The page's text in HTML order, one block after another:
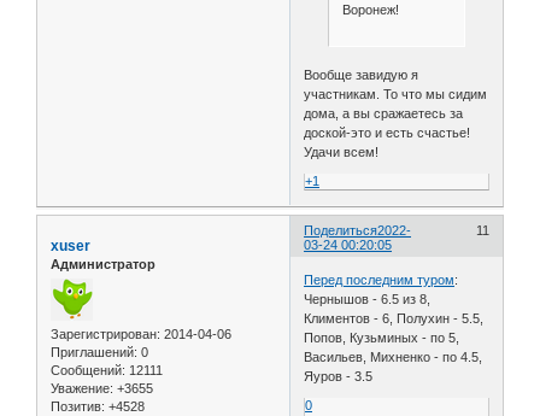
Воронеж!
Вообще завидую я
участникам. То что мы сидим
дома, а вы сражаетесь за
доской-это и есть счастье!
Удачи всем!
+1
Поделиться 11
2022-
03-24 00:20:05
xuser
Администратор
Зарегистрирован: 2014-04-06
Приглашений: 0
Сообщений: 12111
Уважение: +3655
Позитив: +4528
Перед последним туром:
Чернышов - 6.5 из 8,
Климентов - 6, Полухин - 5.5,
Попов, Кузьминых - по 5,
Васильев, Михненко - по 4.5,
Яуров - 3.5
0